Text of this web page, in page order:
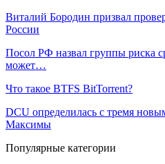
Виталий Бородин призвал
России
Посол РФ назвал группы риска
может…
Что такое BTFS BitTorrent?
DCU определилась с тремя
Максимы
Популярные категории